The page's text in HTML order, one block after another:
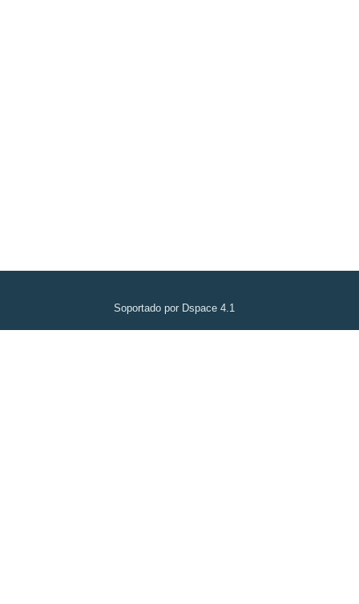
Soportado por Dspace 4.1